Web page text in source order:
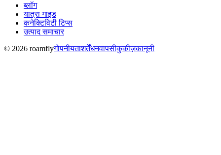
ब्लॉग
यात्रा गाइड
कनेक्टिविटी टिप्स
उत्पाद समाचार
© 2026 roamflyगोपनीयताशर्तेंधनवापसीकुकीज़कानूनी